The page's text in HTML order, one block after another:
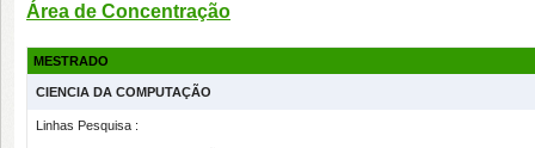
Área de Concentração
MESTRADO
CIENCIA DA COMPUTAÇÃO
Linhas Pesquisa :